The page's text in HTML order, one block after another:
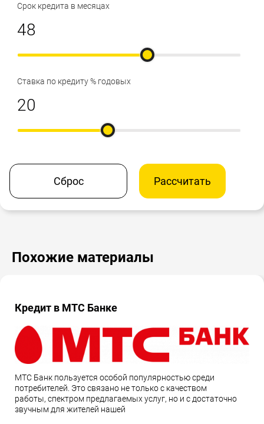
Срок кредита в месяцах
Ставка по кредиту % годовых
Сброс Рассчитать
Похожие материалы
Кредит в МТС Банке
МТС Банк пользуется особой популярностью среди
потребителей. Это связано не только с качеством
работы, спектром предлагаемых услуг, но и с достаточно
звучным для жителей нашей